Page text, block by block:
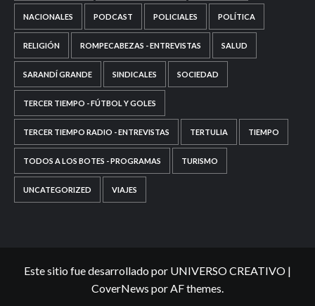
NACIONALES PODCAST POLICIALES POLÍTICA
RELIGIÓN ROMPECABEZAS - ENTREVISTAS SALUD
SARANDÍ GRANDE SINDICALES SOCIEDAD
TERCER TIEMPO - FÚTBOL Y GOLES
TERCER TIEMPO RADIO - ENTREVISTAS TERTULIA TIEMPO
TODOS A LOS BOTES - PROGRAMAS TURISMO
UNCATEGORIZED VIAJES
Este sitio fue desarrollado por UNIVERSO CREATIVO |
CoverNews por AF themes.